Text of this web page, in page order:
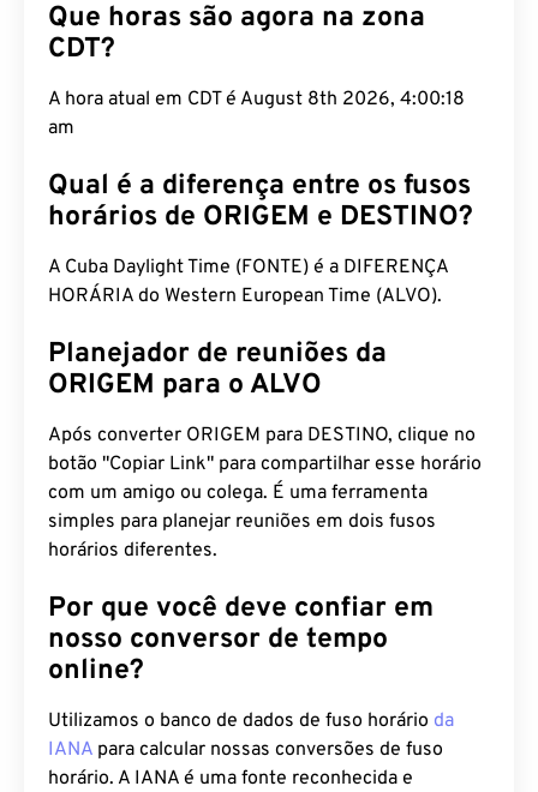
Que horas são agora na zona
CDT?
A hora atual em CDT é August 8th 2026, 4:00:19
am
Qual é a diferença entre os fusos
horários de ORIGEM e DESTINO?
A Cuba Daylight Time (FONTE) é a DIFERENÇA
HORÁRIA do Western European Time (ALVO).
Planejador de reuniões da
ORIGEM para o ALVO
Após converter ORIGEM para DESTINO, clique no
botão "Copiar Link" para compartilhar esse horário
com um amigo ou colega. É uma ferramenta
simples para planejar reuniões em dois fusos
horários diferentes.
Por que você deve confiar em
nosso conversor de tempo
online?
Utilizamos o banco de dados de fuso horário da
IANA para calcular nossas conversões de fuso
horário. A IANA é uma fonte reconhecida e